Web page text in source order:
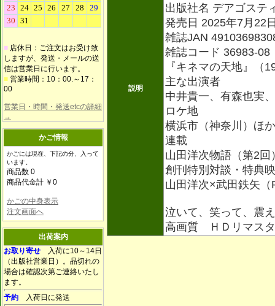
■ 店休日：ご注文はお受け致
しますが、発送・メールの送
信は営業日に行います。
■ 営業時間：10：00.～17：
00
営業日・時間・発送etcの詳細
→
かご情報
かごには現在、下記の分、入って
います。
商品数 0
商品代金計 ￥0
かごの中身表示
注文画面へ
出荷案内
お取り寄せ 入荷に10～14日
（出版社営業日）。品切れの
場合は確認次第ご連絡いたし
ます。
予約 入荷日に発送
説明
出版社名 デアゴステ
発売日 2025年7月22
雑誌JAN
雑誌コード 36983-08
『キネマの天地』（
主な出演者
中井貴一、有森也実
ロケ地
横浜市（神奈川）ほか
連載
山田洋次物語（第2回
創刊特別対談・特典
山田洋次×武田鉄矢（
泣いて、笑って、震
高画質 ＨＤリマス